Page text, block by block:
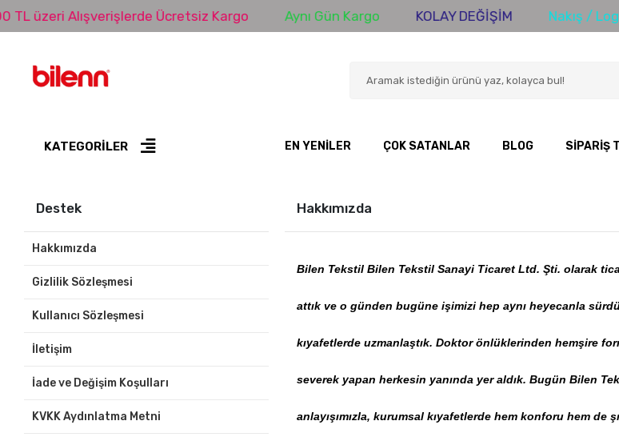
üzeri Alışverişlerde Ücretsiz Kargo Aynı Gün Kargo KOLAY DEĞİŞİM Nakış /
KATEGORİLER EN YENILER ÇOK SATANLAR BLOG SIPARIŞ
Destek
Hakkımızda
Gizlilik Sözleşmesi
Kullanıcı Sözleşmesi
İletişim
İade ve Değişim Koşulları
KVKK Aydınlatma Metni
Hakkımızda
Bilen Tekstil Bilen Tekstil Sanayi Ticaret Ltd. Şti. olarak
attık ve o günden bugüne işimizi hep aynı heyecanla
kıyafetlerde uzmanlaştık. Doktor önlüklerinden hemşire
severek yapan herkesin yanında yer aldık. Bugün Bilen
anlayışımızla, kurumsal kıyafetlerde hem konforu hem